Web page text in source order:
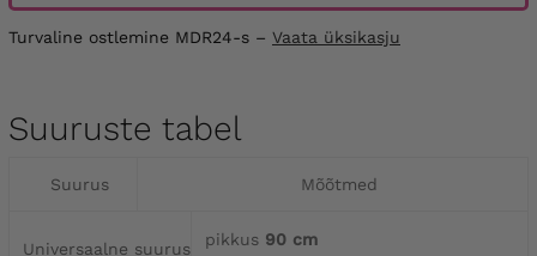
Turvaline ostlemine MDR24-s – Vaata üksikasju
Suuruste tabel
Suurus Mõõtmed
Universaalne suurus pikkus 90 cm